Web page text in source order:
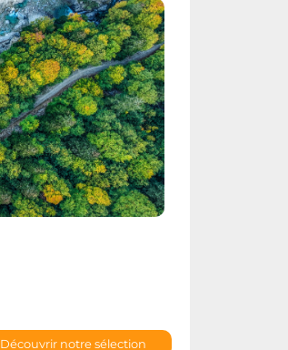
Découvrir notre sélection